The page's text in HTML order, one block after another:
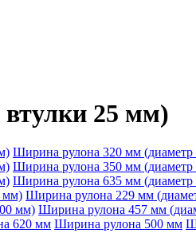
25 мм)
Ширина рулона 320 мм (диаметр
Ширина рулона 350 мм (диаметр
Ширина рулона 635 мм (диаметр
мм) Ширина рулона 229 мм
мм) Ширина рулона 457 мм
620 мм Ширина рулона 500 мм